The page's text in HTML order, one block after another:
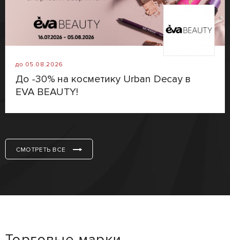
до 05.08.2026
До -30% на косметику Urban Decay в
EVA BEAUTY!
СМОТРЕТЬ ВСЕ